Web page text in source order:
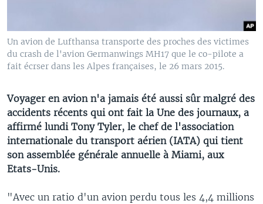
Un avion de Lufthansa transporte des proches des victimes
du crash de l'avion Germanwings MH17 que le co-pilote a
fait écrser dans les Alpes françaises, le 26 mars 2015.
Voyager en avion n'a jamais été aussi sûr malgré des
accidents récents qui ont fait la Une des journaux, a
affirmé lundi Tony Tyler, le chef de l'association
internationale du transport aérien (IATA) qui tient
son assemblée générale annuelle à Miami, aux
Etats-Unis.
"Avec un ratio d'un avion perdu tous les 4,4 millions